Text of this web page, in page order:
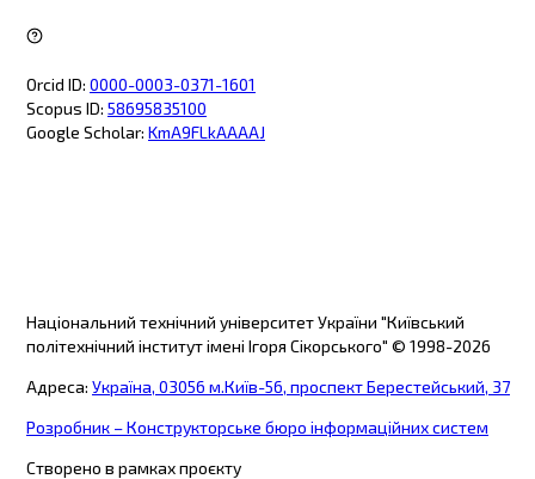
Orcid ID: 0000-0003-0371-1601
Scopus ID: 58695835100
Google Scholar: KmA9FLkAAAAJ
Національний технічний університет України "Київський
політехнічний інститут імені Ігоря Сікорського" © 1998-2026
Адреса: Україна, 03056 м.Київ-56, проспект Берестейський, 37
Розробник – Конструкторське бюро інформаційних систем
Створено в рамках проєкту